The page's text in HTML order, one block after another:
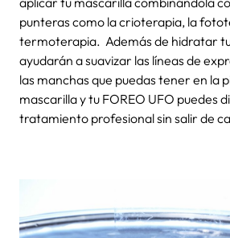
punteras como lacrioterapia, la
termoterapia. Además de hidratar
ayudarán a suavizar las líneas de
las manchas que puedas tener en la
mascarilla y tu FOREO UFO puedes
tratamiento profesional sin salir de